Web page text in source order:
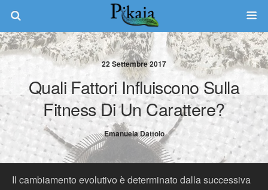
22 Settembre 2017
Quali Fattori Influiscono Sulla
Fitness Di Un Carattere?
Emanuela Dattolo
Il cambiamento evolutivo è determinato dalla successiva